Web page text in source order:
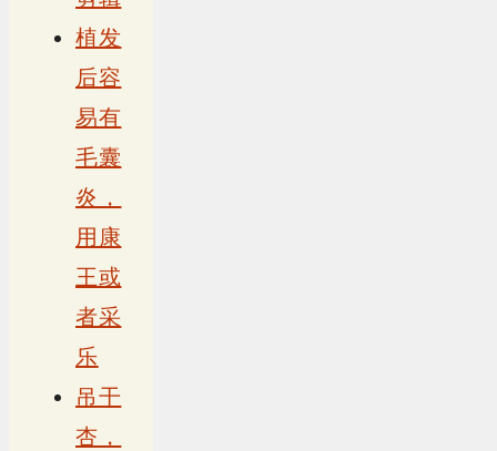
植发
后容
易有
毛囊
炎，
用康
王或
者采
乐
吊干
杏，